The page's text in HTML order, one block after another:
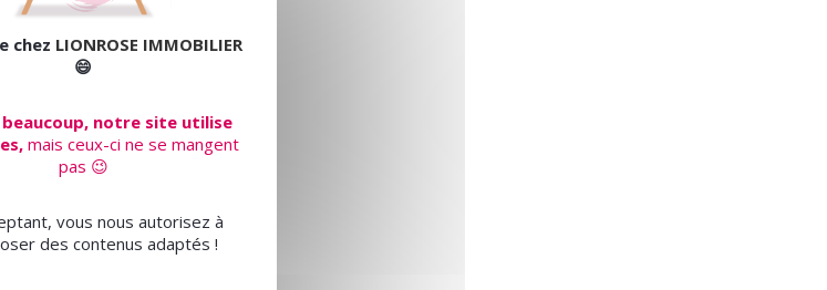
:
chez LIONROSE IMMOBILIER
😄
beaucoup, notre site utilise
mais ceux-ci ne se mangent
pas 😉
vous nous autorisez à
des contenus adaptés !